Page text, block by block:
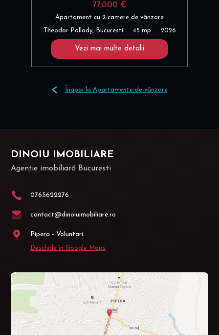
77,000 €
Apartament cu 2 camere de vânzare
Theodor Pallady, Bucuresti 45 mp 2026
Vezi mai multe detalii
Înapoi la Apartamente de vânzare
DINOIU IMOBILIARE
Agenție imobiliară Bucuresti
0765622276
contact@dinoiuimobiliare.ro
Pipera - Voluntari
Deschide în Google Maps